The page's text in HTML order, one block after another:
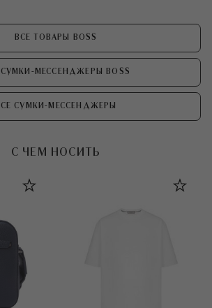
ВСЕ ТОВАРЫ BOSS
СУМКИ-МЕССЕНДЖЕРЫ BOSS
СУМКИ-МЕССЕНДЖЕРЫ
С ЧЕМ НОСИТЬ